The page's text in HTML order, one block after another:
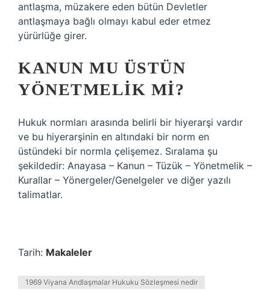
antlaşma, müzakere eden bütün Devletler
antlaşmaya bağlı olmayı kabul eder etmez
yürürlüğe girer.
KANUN MU ÜSTÜN
YÖNETMELIK MI?
Hukuk normları arasında belirli bir hiyerarşi vardır
ve bu hiyerarşinin en altındaki bir norm en
üstündeki bir normla çelişemez. Sıralama şu
şekildedir: Anayasa – Kanun – Tüzük – Yönetmelik –
Kurallar – Yönergeler/Genelgeler ve diğer yazılı
talimatlar.
Tarih: Makaleler
1969 Viyana Andlaşmalar Hukuku Sözleşmesi nedir